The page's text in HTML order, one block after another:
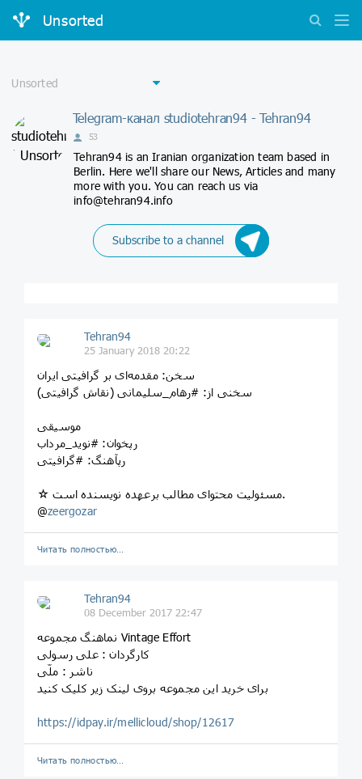
Unsorted
Telegram-канал studiotehran94 - Tehran94
53
Tehran94 is an Iranian organization team based in
Berlin. Here we'll share our News, Articles and many
more with you. You can reach us via
info@tehran94.info
Subscribe to a channel
Tehran94
25 January 2018 20:22
سخن: مقدمه‌ای بر گرافیتی ایران
سخنی از: #رهام_سلیمانی (نقاش گرافیتی)
رپخوان: #نوید_مرداب
رپآهنگ: #گرافیتی
☆ مسئولیت محتوای مطالب برعهده نویسنده است.
@zeergozar
Читать полностью…
Tehran94
08 December 2017 22:47
نماهنگ مجموعه Vintage Effort
کارگردان : علی رسولی
ناشر : ملّی
برای خرید این مجموعه بروی لینک زیر کلیک کنید
https://idpay.ir/mellicloud/shop/12617
Читать полностью…